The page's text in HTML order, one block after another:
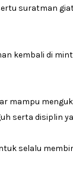
suratman
kembali di
mampu
serta disiplin
selalu